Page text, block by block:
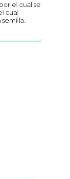
el cual se
cual